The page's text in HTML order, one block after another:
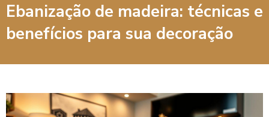
Ebanização de madeira: técnicas e
benefícios para sua decoração